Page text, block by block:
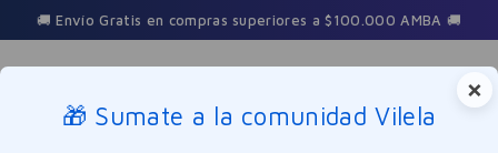
🚚 Envío Gratis en compras superiores a $100.000 AMBA 🚚
×
🎁 Sumate a la comunidad Vilela